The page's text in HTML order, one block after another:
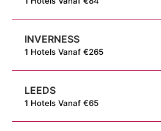
INVERNESS
1 Hotels Vanaf €265
LEEDS
1 Hotels Vanaf €65